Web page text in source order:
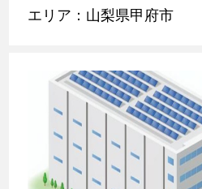
エリア：山梨県甲府市